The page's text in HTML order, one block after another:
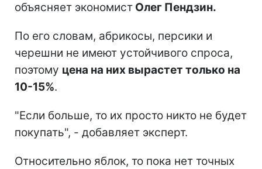
объясняет экономист Олег Пендзин.
По его словам, абрикосы, персики и
черешни не имеют устойчивого спроса,
поэтому цена на них вырастет только на
10-15%.
"Если больше, то их просто никто не будет
покупать", - добавляет эксперт.
Относительно яблок, то пока нет точных